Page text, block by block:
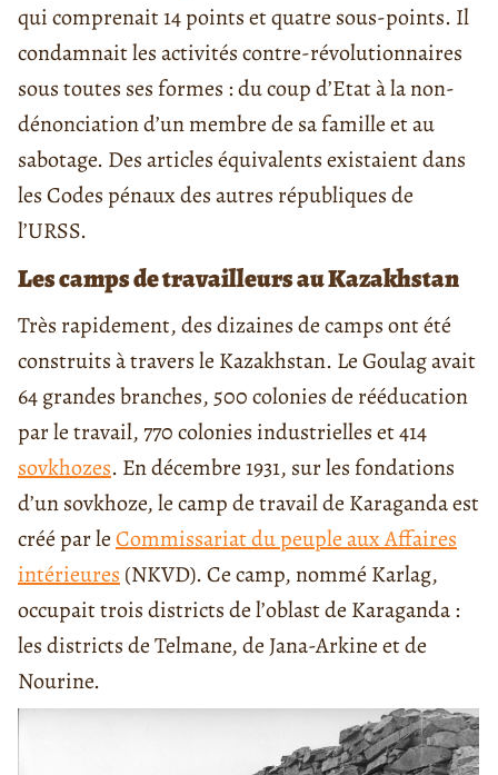
quicomprenait14 points et quatre sous-points. Il
condamnait les activités contre-révolutionnaires
sous toutes ses formes : du coup d’Etat à la non-
dénonciation d’un membre de sa famille et au
sabotage. Des articles équivalents existaient dans
les Codes pénaux des autres républiques de
l’URSS.
Les camps de travailleurs au Kazakhstan
Très rapidement, des dizaines de camps ont été
construits à travers le Kazakhstan. LeGoulagavait
64 grandes branches, 500 colonies de rééducation
par le travail, 770 colonies industrielles et 414
sovkhozes. En décembre 1931, sur les fondations
d’un sovkhoze,le camp de travail de Karagandaest
créé par leCommissariat du peuple aux Affaires
intérieures (NKVD). Ce camp, nommé Karlag,
occupait trois districts de l’oblast de Karaganda :
les districts de Telmane, de Jana-Arkine et de
Nourine.